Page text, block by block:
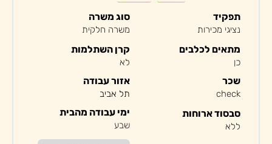
תפקיד
נציגי מכירות
מתאים לכלבים
כן
סוג משרה
משרה חלקית
קרן השתלמות
לא
שכר
check
סבסוד ארוחות
ללא
אזור עבודה
תל אביב
ימי עבודה מהבית
שבע